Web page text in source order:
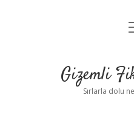
Gizemli
Sırlarla dolu